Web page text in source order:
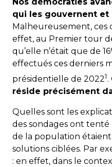
qui les gouvernent et
Malheureusement, ces
effet, au Premier tour
qu’elle n’était que de
effectués ces derniers
présidentielle de 20221.
réside précisément
Quelles sont les
des sondages ont tenté
de la population
solutions ciblées. Par
: en effet, dans le